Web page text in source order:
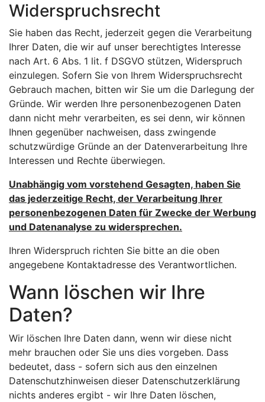
Widerspruchsrecht
Sie haben das Recht, jederzeit gegen die Verarbeitung
Ihrer Daten, die wir auf unser berechtigtes Interesse
nach Art. 6 Abs. 1 lit. f DSGVO stützen, Widerspruch
einzulegen. Sofern Sie von Ihrem Widerspruchsrecht
Gebrauch machen, bitten wir Sie um die Darlegung der
Gründe. Wir werden Ihre personenbezogenen Daten
dann nicht mehr verarbeiten, es sei denn, wir können
Ihnen gegenüber nachweisen, dass zwingende
schutzwürdige Gründe an der Datenverarbeitung Ihre
Interessen und Rechte überwiegen.
Unabhängig vom vorstehend Gesagten, haben Sie
das jederzeitige Recht, der Verarbeitung Ihrer
personenbezogenen Daten für Zwecke der Werbung
und Datenanalyse zu widersprechen.
Ihren Widerspruch richten Sie bitte an die oben
angegebene Kontaktadresse des Verantwortlichen.
Wann löschen wir Ihre
Daten?
Wir löschen Ihre Daten dann, wenn wir diese nicht
mehr brauchen oder Sie uns dies vorgeben. Dass
bedeutet, dass - sofern sich aus den einzelnen
Datenschutzhinweisen dieser Datenschutzerklärung
nichts anderes ergibt - wir Ihre Daten löschen,